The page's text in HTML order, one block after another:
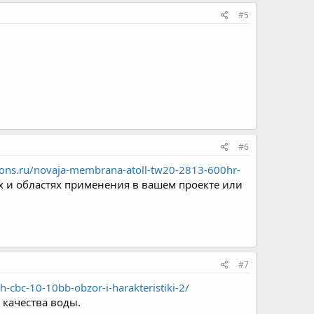
#5
#6
novaja-membrana-atoll-tw20-2813-600hr-
и областях применения в вашем проекте или
#7
cbc-10-10bb-obzor-i-harakteristiki-2/
воды.